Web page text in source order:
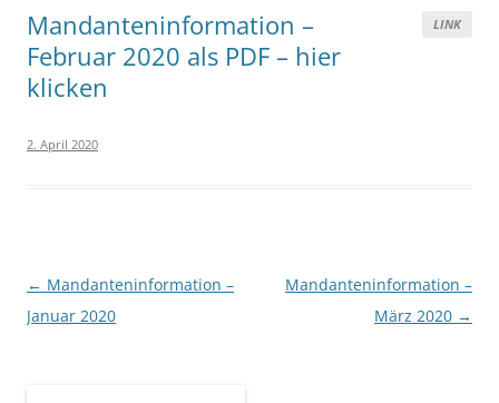
LINK
Mandanteninformation –
Februar 2020 als PDF – hier
klicken
2. April 2020
Beitragsnavigation
← Mandanteninformation –
Januar 2020
Mandanteninformation –
März 2020 →